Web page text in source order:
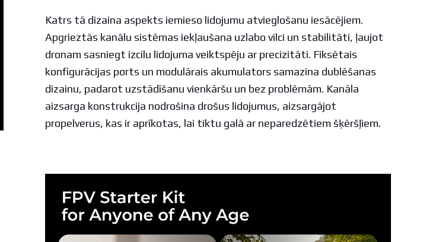
Katrs tā dizaina aspekts iemieso lidojumu atvieglošanu iesācējiem.
Apgrieztās kanālu sistēmas iekļaušana uzlabo vilci un stabilitāti, ļaujot
dronam sasniegt izcilu lidojuma veiktspēju ar precizitāti. Fiksētais
konfigurācijas ports un modulārais akumulators samazina dublēšanas
dizainu, padarot uzstādīšanu vienkāršu un bez problēmām. Kanāla
aizsarga konstrukcija nodrošina drošus lidojumus, aizsargājot
propelverus, kas ir aprīkotas, lai tiktu galā ar neparedzētiem šķēršļiem.